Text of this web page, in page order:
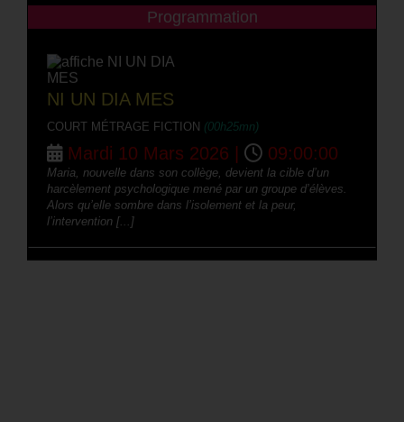
Programmation
NI UN DIA MES
COURT MÉTRAGE FICTION (00h25mn)
Mardi 10 Mars 2026 | 09:00:00
Maria, nouvelle dans son collège, devient la cible d’un
harcèlement psychologique mené par un groupe d’élèves.
Alors qu’elle sombre dans l’isolement et la peur,
l’intervention [...]